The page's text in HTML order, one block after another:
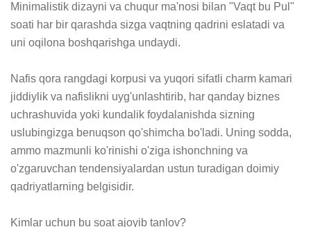
Minimalistik dizayni va chuqur ma'nosi bilan "Vaqt bu Pul"
soati har bir qarashda sizga vaqtning qadrini eslatadi va
uni oqilona boshqarishga undaydi.
Nafis qora rangdagi korpusi va yuqori sifatli charm kamari
jiddiylik va nafislikni uyg'unlashtirib, har qanday biznes
uchrashuvida yoki kundalik foydalanishda sizning
uslubingizga benuqson qo'shimcha bo'ladi. Uning sodda,
ammo mazmunli ko'rinishi o'ziga ishonchning va
o'zgaruvchan tendensiyalardan ustun turadigan doimiy
qadriyatlarning belgisidir.
Kimlar uchun bu soat ajoyib tanlov?